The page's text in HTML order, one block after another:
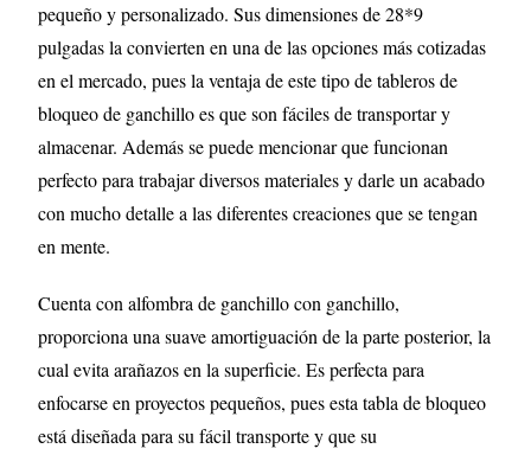
pequeño y personalizado. Sus dimensiones de 28*9
pulgadas la convierten en una de las opciones más cotizadas
en el mercado, pues la ventaja de este tipo de tableros de
bloqueo de ganchillo es que son fáciles de transportar y
almacenar. Además se puede mencionar que funcionan
perfecto para trabajar diversos materiales y darle un acabado
con mucho detalle a las diferentes creaciones que se tengan
en mente.
Cuenta con alfombra de ganchillo con ganchillo,
proporciona una suave amortiguación de la parte posterior, la
cual evita arañazos en la superficie. Es perfecta para
enfocarse en proyectos pequeños, pues esta tabla de bloqueo
está diseñada para su fácil transporte y que su